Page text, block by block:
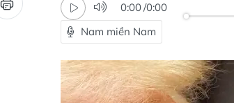
0:00/0:00
Nam miền Nam